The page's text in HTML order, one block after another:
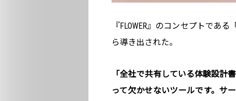
『FLOWER』のコンセプトであ
ら導き出された。
「全社で共有している体験設計
って欠かせないツールです。サ